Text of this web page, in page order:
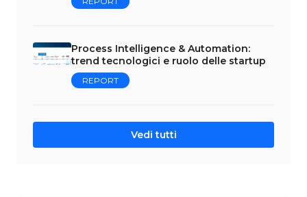
Process Intelligence & Automation:
trend tecnologici e ruolo delle startup
REPORT
Vedi tutti